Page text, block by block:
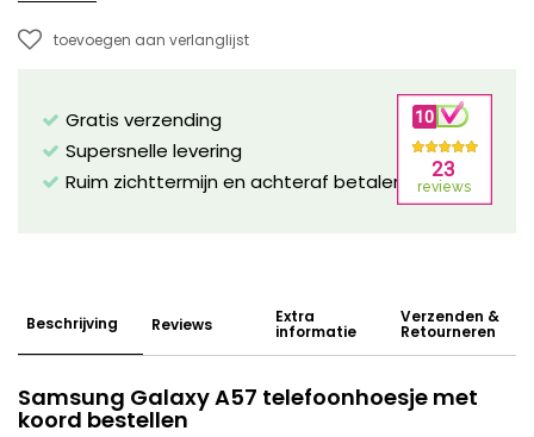
toevoegen aan verlanglijst
Gratis verzending
Supersnelle levering
Ruim zichttermijn en achteraf betalen mogelijk!
Beschrijving Reviews Extra
informatie
Verzenden &
Retourneren
Samsung Galaxy A57 telefoonhoesje met
koord bestellen